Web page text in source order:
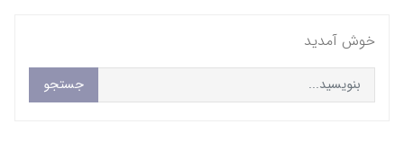
خوش آمديد
جستجو